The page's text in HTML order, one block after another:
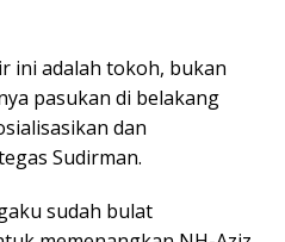
ini adalah tokoh, bukan
pasukan di belakang
dan
Sudirman.
sudah bulat